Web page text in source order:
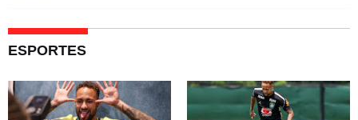
ESPORTES